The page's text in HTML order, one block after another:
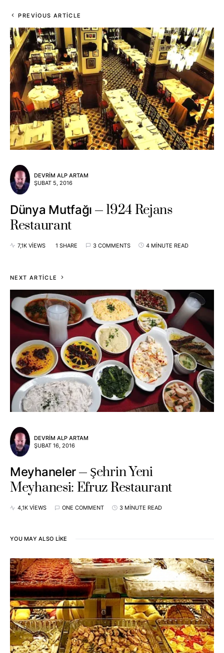
PREVIOUS ARTICLE
DEVRIM ALP ARTAM
ŞUBAT 5, 2016
Dünya Mutfağı
1924 Rejans
Restaurant
7,1K VIEWS 1 SHARE 3 COMMENTS 4 MINUTE READ
NEXT ARTICLE
DEVRIM ALP ARTAM
ŞUBAT 16, 2016
Meyhaneler
Şehrin Yeni
Meyhanesi: Efruz Restaurant
4,1K VIEWS ONE COMMENT 3 MINUTE READ
YOU MAY ALSO LIKE